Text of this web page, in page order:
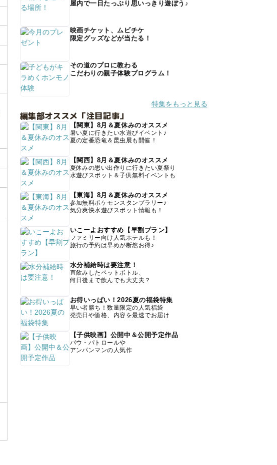
屋内で一日たっぷり思いっきり遊ぼう♪
映画チケット、ムビチケ
限定グッズなどが当たる！
その道のプロに教わる
こだわりの親子体験プログラム！
特集をもっと見る
編集部オススメ「注目記事」
【関東】8月＆夏休みのオススメ
暑い夏に行きたい水遊びイベント♪
夏の定番恐竜＆昆虫展も開催！
【関西】8月＆夏休みのオススメ
夏休みの思い出作りに行きたい夏祭り
水遊びスポット＆子供無料イベントも
【東海】8月＆夏休みのオススメ
参加無料ポケモンスタンプラリー♪
気分爽快水遊びスポット情報も！
いこーよおすすめ【早割プラン】
ファミリー向け人気ホテルも！
旅行の予約は早めが断然お得♪
水分補給時は要注意！
直飲みしたペットボトル、
何日後まで飲んでも大丈夫？
お得いっぱい！2026夏の福袋特集
早い者勝ち！数量限定の人気福袋
発売日や価格、内容を最速でお届け
【子供映画】公開中＆公開予定作品
パウ・パトロールや
アンパンマンの人気作